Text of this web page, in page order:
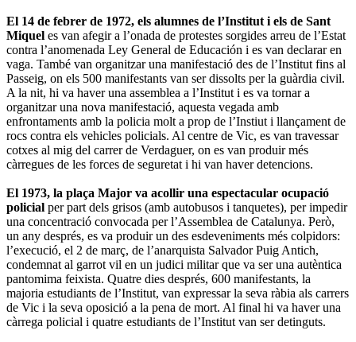
El 14 de febrer de 1972, els alumnes de l’Institut i els de Sant
Miquel es van afegir a l’onada de protestes sorgides arreu de l’Estat
contra l’anomenada Ley General de Educación i es van declarar en
vaga. També van organitzar una manifestació des de l’Institut fins al
Passeig, on els 500 manifestants van ser dissolts per la guàrdia civil.
A la nit, hi va haver una assemblea a l’Institut i es va tornar a
organitzar una nova manifestació, aquesta vegada amb
enfrontaments amb la policia molt a prop de l’Instiut i llançament de
rocs contra els vehicles policials. Al centre de Vic, es van travessar
cotxes al mig del carrer de Verdaguer, on es van produir més
càrregues de les forces de seguretat i hi van haver detencions.
El 1973, la plaça Major va acollir una espectacular ocupació
policial per part dels grisos (amb autobusos i tanquetes), per impedir
una concentració convocada per l’Assemblea de Catalunya. Però,
un any després, es va produir un des esdeveniments més colpidors:
l’execució, el 2 de març, de l’anarquista Salvador Puig Antich,
condemnat al garrot vil en un judici militar que va ser una autèntica
pantomima feixista. Quatre dies després, 600 manifestants, la
majoria estudiants de l’Institut, van expressar la seva ràbia als carrers
de Vic i la seva oposició a la pena de mort. Al final hi va haver una
càrrega policial i quatre estudiants de l’Institut van ser detinguts.